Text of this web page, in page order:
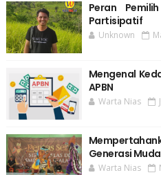
Peran
Partisipatif
Unknown
Mengenal
APBN
Warta Nias
Generasi Muda
Warta Nias